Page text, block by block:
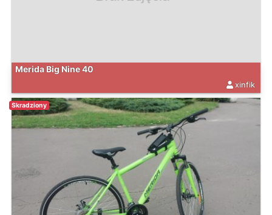
Merida Big Nine 40
xinfik
Skradziony